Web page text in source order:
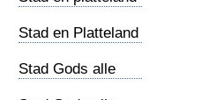
Stad en Platteland
Stad Gods alle